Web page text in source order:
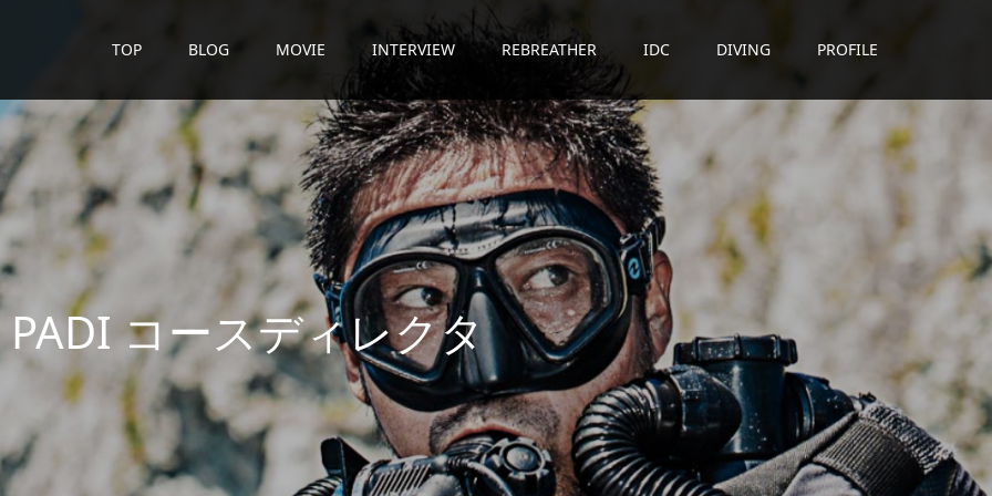
TOP BLOG MOVIE INTERVIEW REBREATHER IDC DIVING PROFILE
Iコー ス ディレクターが贈る
潜水日誌